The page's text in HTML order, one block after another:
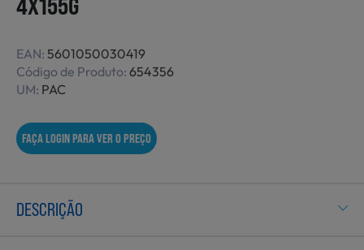
Refeições Prontas
EAN: 5601050030419
Código de Produto: 654356
UM: PAC
FAÇA LOGIN PARA VER O PREÇO
DESCRIÇÃO